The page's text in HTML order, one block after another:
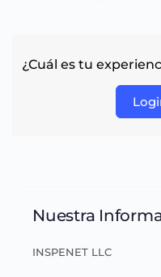
¿Cuál es tu
Nuestra
INSPENET LLC